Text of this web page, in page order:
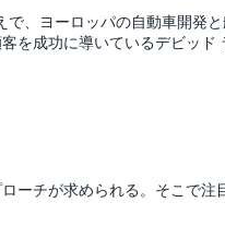
、ヨーロッパの自動車開発
を成功に導いているデビッド
ーチが求められる。そこで